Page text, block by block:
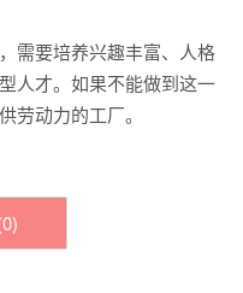
需要培养兴趣丰富、人格
人才。如果不能做到这一
劳动力的工厂。
0)